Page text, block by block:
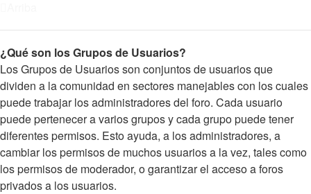
¿Qué son los Grupos de Usuarios?
Los Grupos de Usuarios son conjuntos de usuarios que
dividen a la comunidad en sectores manejables con los cuales
puede trabajar los administradores del foro. Cada usuario
puede pertenecer a varios grupos y cada grupo puede tener
diferentes permisos. Esto ayuda, a los administradores, a
cambiar los permisos de muchos usuarios a la vez, tales como
los permisos de moderador, o garantizar el acceso a foros
privados a los usuarios.